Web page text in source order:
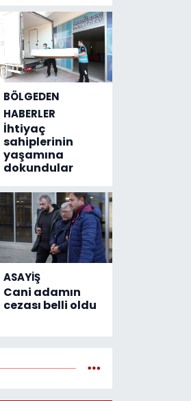
BÖLGEDEN
HABERLER
İhtiyaç
sahiplerinin
yaşamına
dokundular
ASAYİŞ
Cani adamın
cezası belli oldu